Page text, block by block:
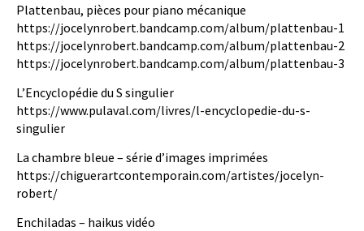
Plattenbau, pièces pour piano mécanique
https://jocelynrobert.bandcamp.com/album/plattenbau-1
https://jocelynrobert.bandcamp.com/album/plattenbau-2
https://jocelynrobert.bandcamp.com/album/plattenbau-3
L’Encyclopédie du S singulier
https://www.pulaval.com/livres/l-encyclopedie-du-s-
singulier
La chambre bleue – série d’images imprimées
https://chiguerartcontemporain.com/artistes/jocelyn-
robert/
Enchiladas – haikus vidéo